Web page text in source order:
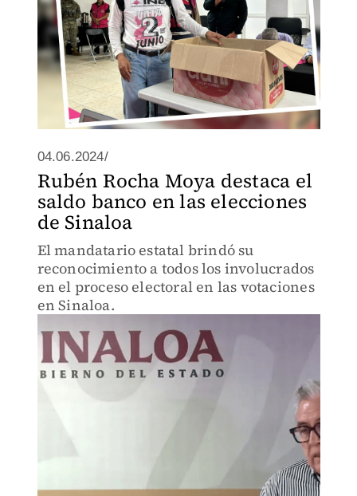
04.06.2024/
Rubén Rocha Moya destaca el
saldo banco en las elecciones
de Sinaloa
El mandatario estatal brindó su
reconocimiento a todos los involucrados
en el proceso electoral en las votaciones
en Sinaloa.